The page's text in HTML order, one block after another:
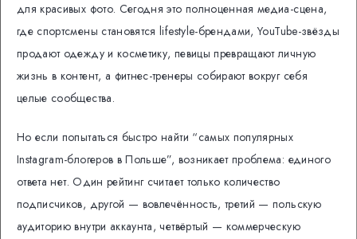
для красивых фото. Сегодня это полноценная медиа-сцена,
где спортсмены становятся lifestyle-брендами, YouTube-звёзды
продают одежду и косметику, певицы превращают личную
жизнь в контент, а фитнес-тренеры собирают вокруг себя
целые сообщества.
Но если попытаться быстро найти “самых популярных
Instagram-блогеров в Польше”, возникает проблема: единого
ответа нет. Один рейтинг считает только количество
подписчиков, другой — вовлечённость, третий — польскую
аудиторию внутри аккаунта, четвёртый — коммерческую